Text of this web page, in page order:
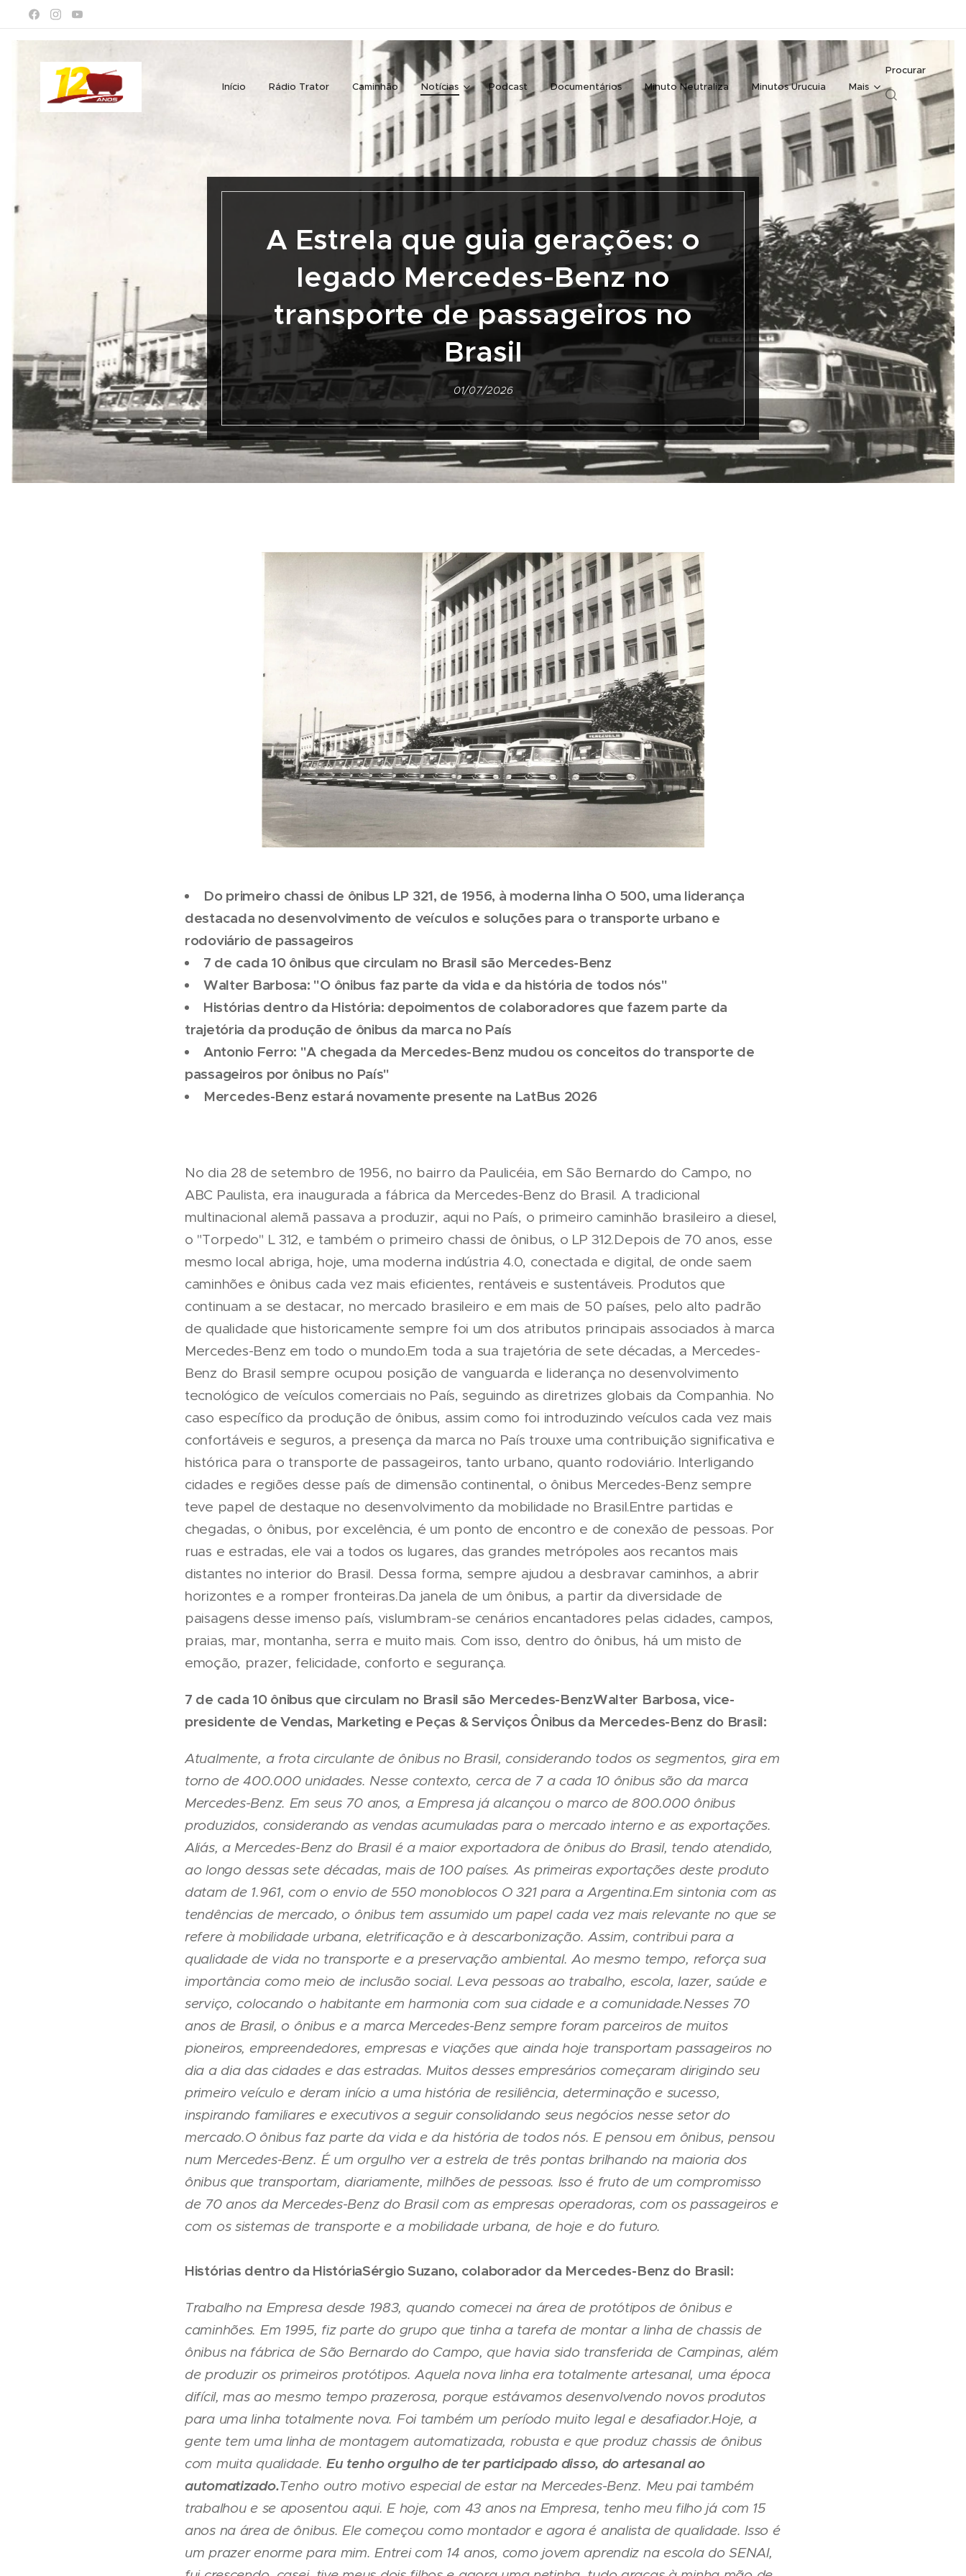
Início Rádio Trator Caminhão Notícias Podcast Documentários Minuto Neutraliza Minutos Urucuia Mais
Procurar
A Estrela que guia gerações: o
legado Mercedes-Benz no
transporte de passageiros no
Brasil
01/07/2026
Do primeiro chassi de ônibus LP 321, de 1956, à moderna linha O 500, uma liderança
destacada no desenvolvimento de veículos e soluções para o transporte urbano e
rodoviário de passageiros
7 de cada 10 ônibus que circulam no Brasil são Mercedes-Benz
Walter Barbosa: "O ônibus faz parte da vida e da história de todos nós"
Histórias dentro da História: depoimentos de colaboradores que fazem parte da
trajetória da produção de ônibus da marca no País
Antonio Ferro: "A chegada da Mercedes-Benz mudou os conceitos do transporte de
passageiros por ônibus no País"
Mercedes-Benz estará novamente presente na LatBus 2026
No dia 28 de setembro de 1956, no bairro da Paulicéia, em São Bernardo do Campo, no
ABC Paulista, era inaugurada a fábrica da Mercedes-Benz do Brasil. A tradicional
multinacional alemã passava a produzir, aqui no País, o primeiro caminhão brasileiro a diesel,
o "Torpedo" L 312, e também o primeiro chassi de ônibus, o LP 312.Depois de 70 anos, esse
mesmo local abriga, hoje, uma moderna indústria 4.0, conectada e digital, de onde saem
caminhões e ônibus cada vez mais eficientes, rentáveis e sustentáveis. Produtos que
continuam a se destacar, no mercado brasileiro e em mais de 50 países, pelo alto padrão
de qualidade que historicamente sempre foi um dos atributos principais associados à marca
Mercedes-Benz em todo o mundo.Em toda a sua trajetória de sete décadas, a Mercedes-
Benz do Brasil sempre ocupou posição de vanguarda e liderança no desenvolvimento
tecnológico de veículos comerciais no País, seguindo as diretrizes globais da Companhia. No
caso específico da produção de ônibus, assim como foi introduzindo veículos cada vez mais
confortáveis e seguros, a presença da marca no País trouxe uma contribuição significativa e
histórica para o transporte de passageiros, tanto urbano, quanto rodoviário. Interligando
cidades e regiões desse país de dimensão continental, o ônibus Mercedes-Benz sempre
teve papel de destaque no desenvolvimento da mobilidade no Brasil.Entre partidas e
chegadas, o ônibus, por excelência, é um ponto de encontro e de conexão de pessoas. Por
ruas e estradas, ele vai a todos os lugares, das grandes metrópoles aos recantos mais
distantes no interior do Brasil. Dessa forma, sempre ajudou a desbravar caminhos, a abrir
horizontes e a romper fronteiras.Da janela de um ônibus, a partir da diversidade de
paisagens desse imenso país, vislumbram-se cenários encantadores pelas cidades, campos,
praias, mar, montanha, serra e muito mais. Com isso, dentro do ônibus, há um misto de
emoção, prazer, felicidade, conforto e segurança.
7 de cada 10 ônibus que circulam no Brasil são Mercedes-BenzWalter Barbosa, vice-
presidente de Vendas, Marketing e Peças & Serviços Ônibus da Mercedes-Benz do Brasil:
Atualmente, a frota circulante de ônibus no Brasil, considerando todos os segmentos, gira em
torno de 400.000 unidades. Nesse contexto, cerca de 7 a cada 10 ônibus são da marca
Mercedes-Benz. Em seus 70 anos, a Empresa já alcançou o marco de 800.000 ônibus
produzidos, considerando as vendas acumuladas para o mercado interno e as exportações.
Aliás, a Mercedes-Benz do Brasil é a maior exportadora de ônibus do Brasil, tendo atendido,
ao longo dessas sete décadas, mais de 100 países. As primeiras exportações deste produto
datam de 1.961, com o envio de 550 monoblocos O 321 para a Argentina.Em sintonia com as
tendências de mercado, o ônibus tem assumido um papel cada vez mais relevante no que se
refere à mobilidade urbana, eletrificação e à descarbonização. Assim, contribui para a
qualidade de vida no transporte e a preservação ambiental. Ao mesmo tempo, reforça sua
importância como meio de inclusão social. Leva pessoas ao trabalho, escola, lazer, saúde e
serviço, colocando o habitante em harmonia com sua cidade e a comunidade.Nesses 70
anos de Brasil, o ônibus e a marca Mercedes-Benz sempre foram parceiros de muitos
pioneiros, empreendedores, empresas e viações que ainda hoje transportam passageiros no
dia a dia das cidades e das estradas. Muitos desses empresários começaram dirigindo seu
primeiro veículo e deram início a uma história de resiliência, determinação e sucesso,
inspirando familiares e executivos a seguir consolidando seus negócios nesse setor do
mercado.O ônibus faz parte da vida e da história de todos nós. E pensou em ônibus, pensou
num Mercedes-Benz. É um orgulho ver a estrela de três pontas brilhando na maioria dos
ônibus que transportam, diariamente, milhões de pessoas. Isso é fruto de um compromisso
de 70 anos da Mercedes-Benz do Brasil com as empresas operadoras, com os passageiros e
com os sistemas de transporte e a mobilidade urbana, de hoje e do futuro.
Histórias dentro da HistóriaSérgio Suzano, colaborador da Mercedes-Benz do Brasil:
Trabalho na Empresa desde 1983, quando comecei na área de protótipos de ônibus e
caminhões. Em 1995, fiz parte do grupo que tinha a tarefa de montar a linha de chassis de
ônibus na fábrica de São Bernardo do Campo, que havia sido transferida de Campinas, além
de produzir os primeiros protótipos. Aquela nova linha era totalmente artesanal, uma época
difícil, mas ao mesmo tempo prazerosa, porque estávamos desenvolvendo novos produtos
para uma linha totalmente nova. Foi também um período muito legal e desafiador.Hoje, a
gente tem uma linha de montagem automatizada, robusta e que produz chassis de ônibus
com muita qualidade.Eu tenho orgulho de ter participado disso, do artesanal ao
automatizado.Tenho outro motivo especial de estar na Mercedes-Benz. Meu pai também
trabalhou e se aposentou aqui. E hoje, com 43 anos na Empresa, tenho meu filho já com 15
anos na área de ônibus. Ele começou como montador e agora é analista de qualidade. Isso é
um prazer enorme para mim. Entrei com 14 anos, como jovem aprendiz na escola do SENAI,